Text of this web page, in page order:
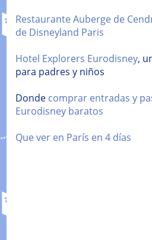
Restaurante Auberge de
de Disneyland Paris
Hotel Explorers Eurodisney,
para padres y niños
Donde comprar entradas y
Eurodisney baratos
Que ver en París en 4 días